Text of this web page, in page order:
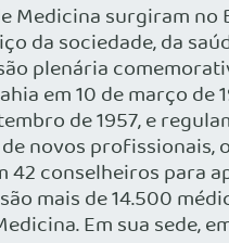
Medicina surgiram
da sociedade, da
plenária
em 10 de março
de 1957, e
novos profissionais,
42 conselheiros para
mais de 14.500
Em sua sede,